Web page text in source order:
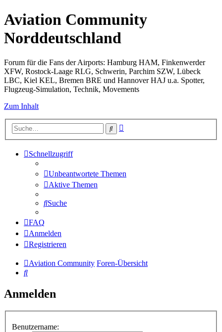
Aviation Community
Norddeutschland
Forum für die Fans der Airports: Hamburg HAM, Finkenwerder
XFW, Rostock-Laage RLG, Schwerin, Parchim SZW, Lübeck
LBC, Kiel KEL, Bremen BRE und Hannover HAJ u.a. Spotter,
Flugzeug-Simulation, Technik, Movements
Zum Inhalt
Suche
Schnellzugriff
Unbeantwortete Themen
Aktive Themen
Suche
FAQ
Anmelden
Registrieren
Aviation Community Foren-Übersicht
Suche
Anmelden
Benutzername: